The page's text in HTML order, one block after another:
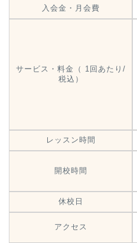
入会金・月会費
サービス・料金（ 1回あたり/
税込）
レッスン時間
開校時間
休校日
アクセス